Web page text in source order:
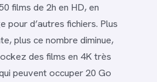
films de 2h en HD, en
pour d’autres fichiers. Plus
plus ce nombre diminue,
des films en 4K très
peuvent occuper 20 Go